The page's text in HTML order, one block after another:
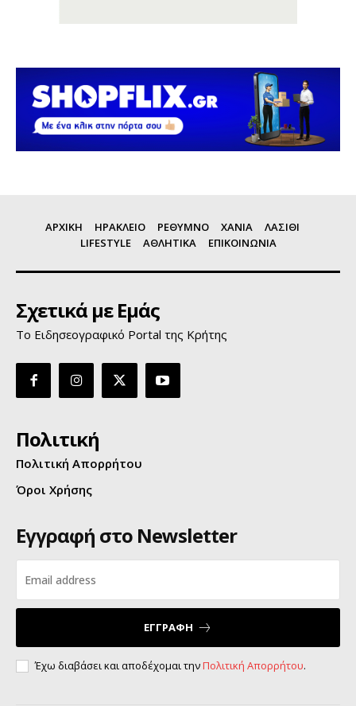
ΑΡΧΙΚΗ ΗΡΑΚΛΕΙΟ ΡΕΘΥΜΝΟ ΧΑΝΙΑ
ΛΑΣΙΘΙ
LIFESTYLE
ΑΘΛΗΤΙΚΑ ΕΠΙΚΟΙΝΩΝΙΑ
Σχετικά με Εμάς
Το Ειδησεογραφικό Portal της Κρήτης
Πολιτική
Πολιτική Απορρήτου
Όροι Χρήσης
Εγγραφή στο Newsletter
ΕΓΓΡΑΦΗ
Έχω διαβάσει και αποδέχομαι τηνΠολιτική Απορρήτου.